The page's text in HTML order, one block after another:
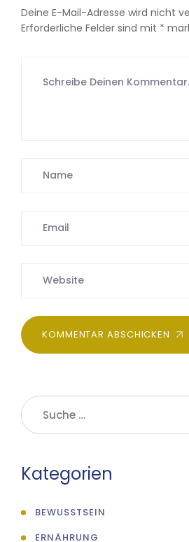
Deine E-Mail-Adresse wird nicht
Erforderliche Felder sind mit *
KOMMENTAR ABSCHICKEN
Kategorien
BEWUSSTSEIN
ERNÄHRUNG